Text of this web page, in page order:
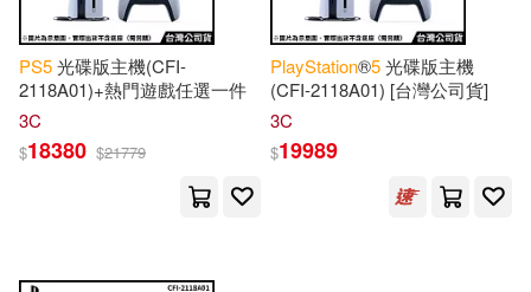
3C(1503)
保健(4) 設計文具(4)
鞋包配件(375) 電子書(1)
作者 (可複選)
Coole(24) Notizbucher(24)
Dixon(2) Donnell(2)
PS5光碟版主機(CFI-
2118A01)+熱門遊戲任選一件
3C
$18380 $21779
PlayStation®5光碟版主機
(CFI-2118A01) [台灣公司貨]
3C
$19989